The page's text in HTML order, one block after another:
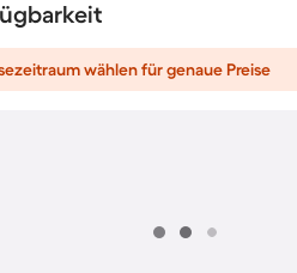
wählen für genaue Preise